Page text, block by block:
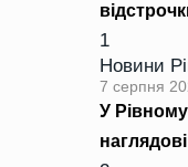
1
Новини
7 серпня
У